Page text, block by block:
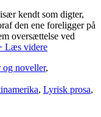
kendt som digter,
den ene foreligger på
oversættelse ved
Læs videre
og noveller,
, Lyrisk prosa,